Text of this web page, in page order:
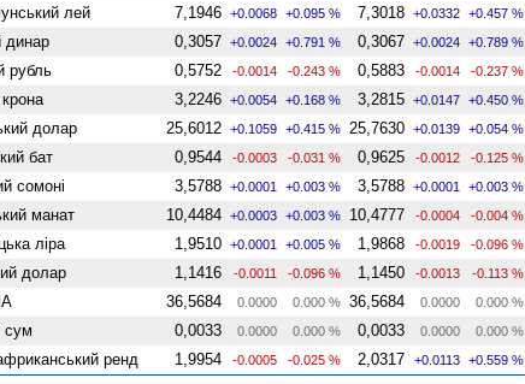
лей 7,1946 +0.0068 +0.095 % 7,3018 +0.0332 +0.457 %
динар 0,3057 +0.0024 +0.791 % 0,3067 +0.0024 +0.789 %
рубль 0,5752 -0.0014 -0.243 % 0,5883 -0.0014 -0.237 %
3,2246 +0.0054 +0.168 % 3,2815 +0.0147 +0.450 %
долар 25,6012 +0.1059 +0.415 % 25,7630 +0.0139 +0.054 %
бат 0,9544 -0.0003 -0.031 % 0,9625 -0.0012 -0.125 %
сомоні 3,5788 +0.0001 +0.003 % 3,5788 +0.0001 +0.003 %
манат 10,4484 +0.0003 +0.003 % 10,4777 -0.0004 -0.004 %
ліра 1,9510 +0.0001 +0.005 % 1,9868 -0.0019 -0.096 %
долар 1,1416 -0.0011 -0.096 % 1,1450 -0.0013 -0.113 %
36,5684 0.0000 0.000 % 36,5684 0.0000 0.000 %
сум 0,0033 0.0000 0.000 % 0,0033 0.0000 0.000 %
ренд 1,9954 -0.0005 -0.025 % 2,0317 +0.0113 +0.559 %